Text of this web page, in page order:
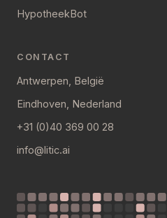
HypotheekBot
CONTACT
Antwerpen, België
Eindhoven, Nederland
+31 (0)40 369 00 28
info@litic.ai